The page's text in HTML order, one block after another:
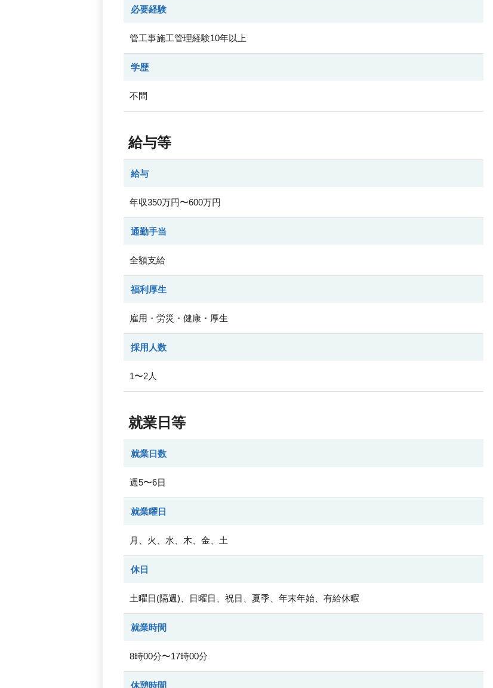
必要経験
管工事施工管理経験10年以上
学歴
不問
給与等
給与
年収350万円〜600万円
通勤手当
全額支給
福利厚生
雇用・労災・健康・厚生
採用人数
1〜2人
就業日等
就業日数
週5〜6日
就業曜日
月、火、水、木、金、土
休日
土曜日(隔週)、日曜日、祝日、夏季、年末年始、有給休暇
就業時間
8時00分〜17時00分
休憩時間